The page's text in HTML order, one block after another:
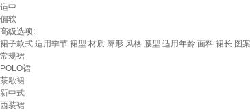
适中
偏软
高级选项:
裙子款式 适用季节 裙型 材质 廓形 风格 腰型 适用年龄 面料 裙长 图案
常规裙
POLO裙
茶歇裙
新中式
西装裙